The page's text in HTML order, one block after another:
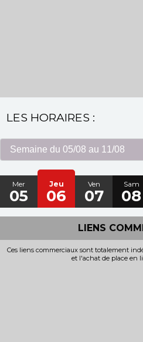
LES HORAIRES :
Mer
05
Jeu
06
Ven
07
Sam
08
LIENS
Ces liens commerciaux sont totalement
et l'achat de place en